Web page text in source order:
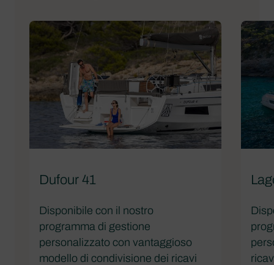
Dufour 41
Disponibile con il nostro
programma di gestione
personalizzato con vantaggioso
modello di condivisione dei ricavi